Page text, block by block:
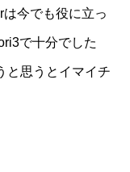
今でも役に立っ
で十分でした
と思うとイマイチ